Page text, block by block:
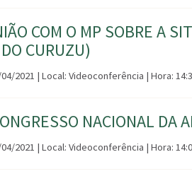
COM O MP SOBRE A
CURUZU)
2021 | Local: Videoconferência | Hora:
NACIONAL DA
2021 | Local: Videoconferência | Hora: